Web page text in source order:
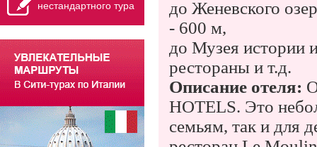
нестандартного тура
до Женевского
- 600 м,
до Музея истории
рестораны и т.д.
Описание отеля:
HOTELS. Это
семьям, так и для